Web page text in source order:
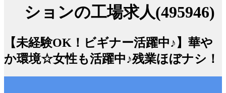
ションの工場求人(495946)
【未経験OK！ビギナー活躍中♪】華や
か環境☆女性も活躍中♪残業ほぼナシ！